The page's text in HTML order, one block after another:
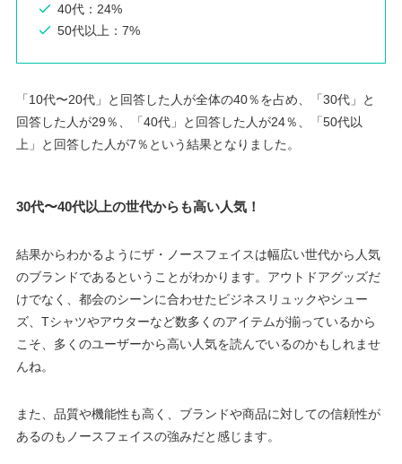
40代：24%
50代以上：7%
「10代〜20代」と回答した人が全体の40％を占め、「30代」と
回答した人が29％、「40代」と回答した人が24％、「50代以
上」と回答した人が7％という結果となりました。
30代〜40代以上の世代からも高い人気！
結果からわかるようにザ・ノースフェイスは幅広い世代から人気
のブランドであるということがわかります。アウトドアグッズだ
けでなく、都会のシーンに合わせたビジネスリュックやシュー
ズ、Tシャツやアウターなど数多くのアイテムが揃っているから
こそ、多くのユーザーから高い人気を読んでいるのかもしれませ
んね。
また、品質や機能性も高く、ブランドや商品に対しての信頼性が
あるのもノースフェイスの強みだと感じます。